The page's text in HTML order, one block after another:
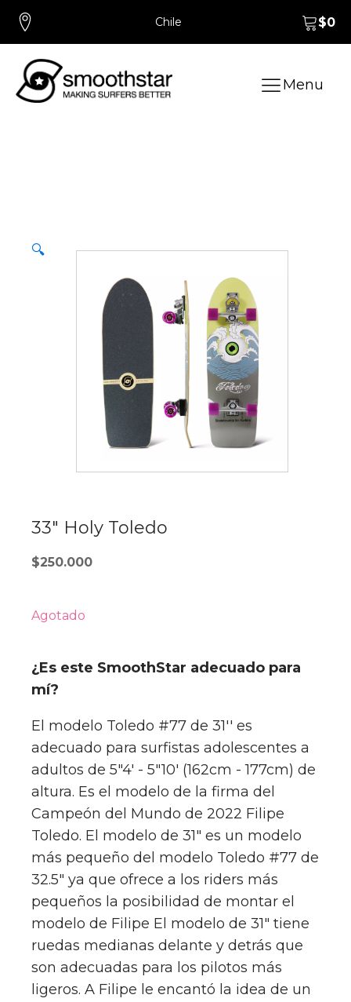
Chile $0
Menu
🔍
33″ Holy Toledo
$250.000
Agotado
¿Es este SmoothStar adecuado para
mí?
El modelo Toledo #77 de 31′′ es
adecuado para surfistas adolescentes a
adultos de 5"4' - 5"10' (162cm - 177cm) de
altura. Es el modelo de la firma del
Campeón del Mundo de 2022 Filipe
Toledo. El modelo de 31" es un modelo
más pequeño del modelo Toledo #77 de
32.5" ya que ofrece a los riders más
pequeños la posibilidad de montar el
modelo de Filipe El modelo de 31" tiene
ruedas medianas delante y detrás que
son adecuadas para los pilotos más
ligeros. A Filipe le encantó la idea de un